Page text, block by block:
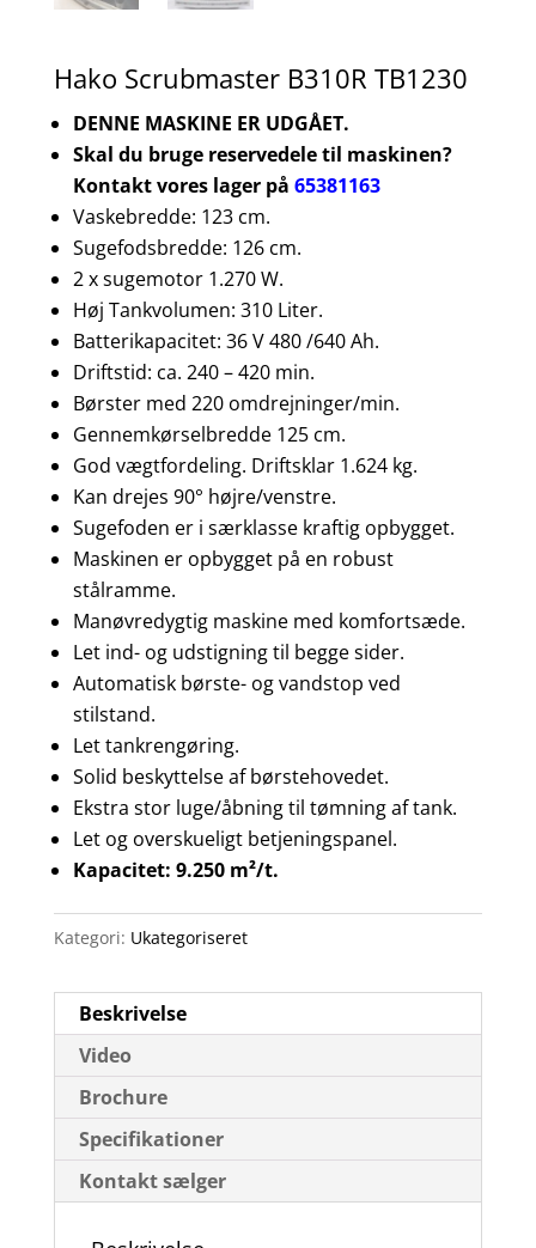
Hako Scrubmaster B310R TB1230
DENNE MASKINE ER UDGÅET.
Skal du bruge reservedele til maskinen?
Kontakt vores lager på 65381163
Vaskebredde: 123 cm.
Sugefodsbredde: 126 cm.
2 x sugemotor 1.270 W.
Høj Tankvolumen: 310 Liter.
Batterikapacitet: 36 V 480 /640 Ah.
Driftstid: ca. 240 – 420 min.
Børster med 220 omdrejninger/min.
Gennemkørselbredde 125 cm.
God vægtfordeling. Driftsklar 1.624 kg.
Kan drejes 90° højre/venstre.
Sugefoden er i særklasse kraftig opbygget.
Maskinen er opbygget på en robust
stålramme.
Manøvredygtig maskine med komfortsæde.
Let ind- og udstigning til begge sider.
Automatisk børste- og vandstop ved
stilstand.
Let tankrengøring.
Solid beskyttelse af børstehovedet.
Ekstra stor luge/åbning til tømning af tank.
Let og overskueligt betjeningspanel.
Kapacitet: 9.250 m²/t.
Kategori: Ukategoriseret
Beskrivelse
Video
Brochure
Specifikationer
Kontakt sælger